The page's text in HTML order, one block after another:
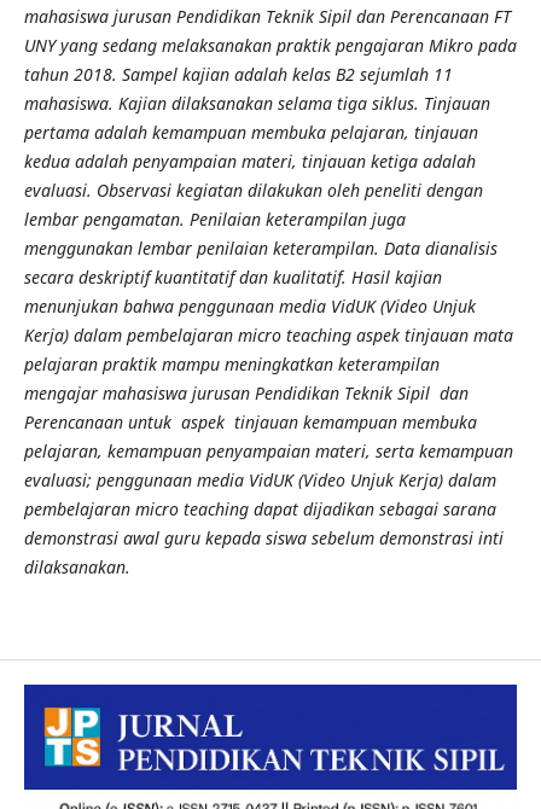
mahasiswa jurusan Pendidikan Teknik Sipil dan Perencanaan FT
UNY yang sedang melaksanakan praktik pengajaran Mikro pada
tahun 2018. Sampel kajian adalah kelas B2 sejumlah 11
mahasiswa. Kajian dilaksanakan selama tiga siklus. Tinjauan
pertama adalah kemampuan membuka pelajaran, tinjauan
kedua adalah penyampaian materi, tinjauan ketiga adalah
evaluasi. Observasi kegiatan dilakukan oleh peneliti dengan
lembar pengamatan. Penilaian keterampilan juga
menggunakan lembar penilaian keterampilan. Data dianalisis
secara deskriptif kuantitatif dan kualitatif. Hasil kajian
menunjukan bahwa penggunaan media VidUK (Video Unjuk
Kerja) dalam pembelajaran micro teaching aspek tinjauan mata
pelajaran praktik mampu meningkatkan keterampilan
mengajar mahasiswa jurusan Pendidikan Teknik Sipil dan
Perencanaan untuk aspek tinjauan kemampuan membuka
pelajaran, kemampuan penyampaian materi, serta kemampuan
evaluasi; penggunaan media VidUK (Video Unjuk Kerja) dalam
pembelajaran micro teaching dapat dijadikan sebagai sarana
demonstrasi awal guru kepada siswa sebelum demonstrasi inti
dilaksanakan.